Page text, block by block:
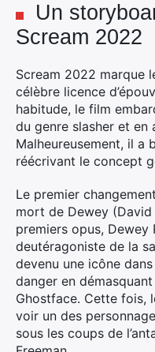
Un
Scream 2022
Scream 2022 marque
célèbre licence
habitude, le film
du genre slasher et en
Malheureusement, il a
réécrivant le concept
Le premier
mort de Dewey
premiers opus, Dewey
deutéragoniste de la
devenu une icône
danger en
Ghostface. Cette fois,
voir un des
sous les coups de